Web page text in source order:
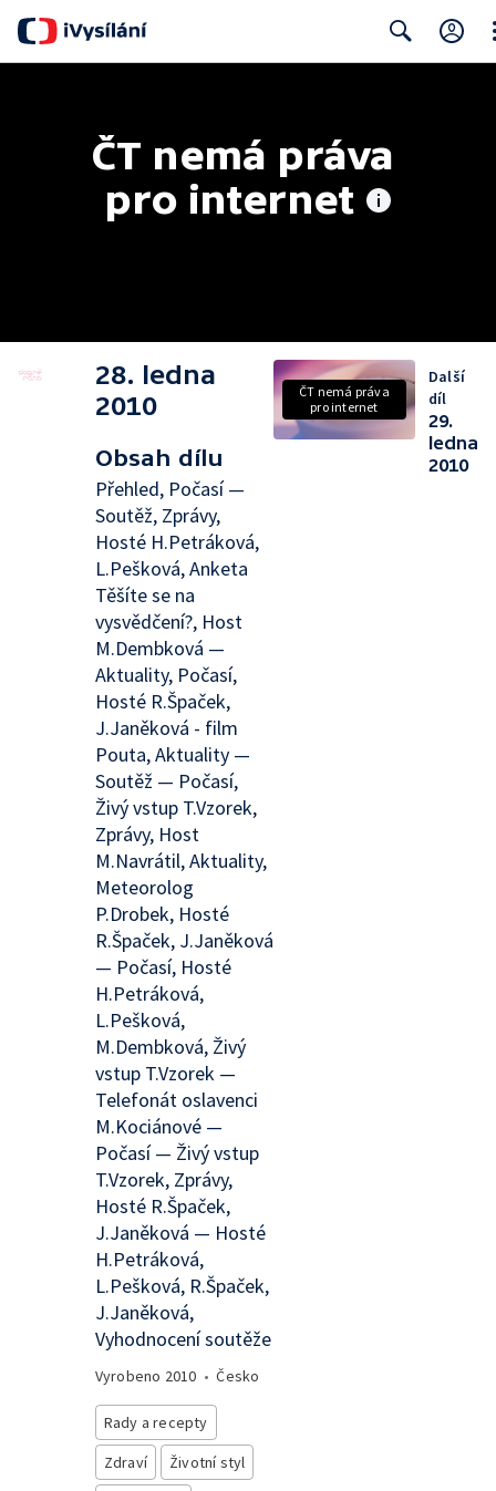
ČT nemá práva
pro internet
28. ledna
2010
Obsah dílu
Přehled, Počasí —
Soutěž, Zprávy,
Hosté H.Petráková,
L.Pešková, Anketa
Těšíte se na
vysvědčení?, Host
M.Dembková —
Aktuality, Počasí,
Hosté R.Špaček,
J.Janěková - film
Pouta, Aktuality —
Soutěž — Počasí,
Živý vstup T.Vzorek,
Zprávy, Host
M.Navrátil, Aktuality,
Meteorolog
P.Drobek, Hosté
R.Špaček, J.Janěková
— Počasí, Hosté
H.Petráková,
L.Pešková,
M.Dembková, Živý
vstup T.Vzorek —
Telefonát oslavenci
M.Kociánové —
Počasí — Živý vstup
T.Vzorek, Zprávy,
Hosté R.Špaček,
J.Janěková — Hosté
H.Petráková,
L.Pešková, R.Špaček,
J.Janěková,
Vyhodnocení soutěže
Vyrobeno 2010 •Česko
Rady a recepty
Zdraví
Životní styl
ČT nemá práva
pro internet
Další
díl
29.
ledna
2010